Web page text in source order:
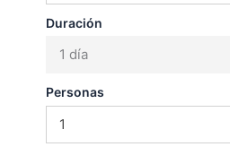
Duración
1 día
Personas